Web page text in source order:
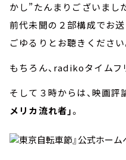
かし”たんまりございまし
前代未聞の２部構成でお
ごゆるりとお聴きください
もちろん、radikoタイムフ
そして３時からは、映画評
メリカ流れ者」。